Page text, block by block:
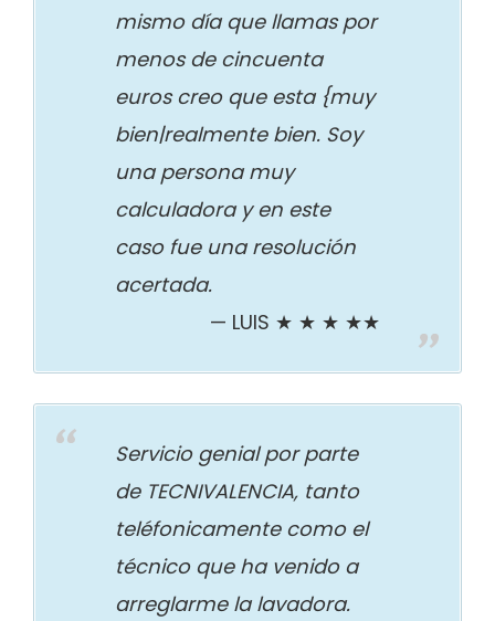
mismo día que llamas por
menos de cincuenta
euros creo que esta {muy
bien|realmente bien. Soy
una persona muy
calculadora y en este
caso fue una resolución
acertada.
LUIS ★ ★ ★ ★★
Servicio genial por parte
de TECNIVALENCIA, tanto
teléfonicamente como el
técnico que ha venido a
arreglarme la lavadora.